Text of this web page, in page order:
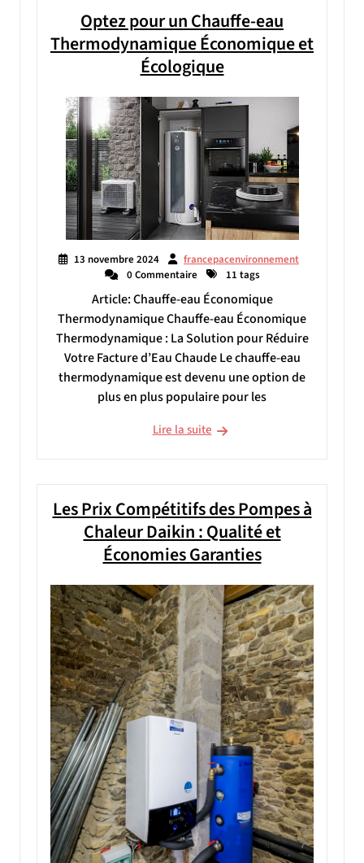
Optez pour un Chauffe-eau
Thermodynamique Économique et
Écologique
13 novembre 2024
francepacenvironnement
0 Commentaire
11 tags
Article: Chauffe-eau Économique
Thermodynamique Chauffe-eau Économique
Thermodynamique : La Solution pour Réduire
Votre Facture d’Eau Chaude Le chauffe-eau
thermodynamique est devenu une option de
plus en plus populaire pour les
Lire la suite
Les Prix Compétitifs des Pompes à
Chaleur Daikin : Qualité et
Économies Garanties